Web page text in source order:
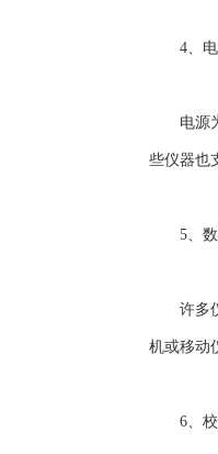
4、电
电源为
些仪器也
5、数
许多仪
机或移动
6、校